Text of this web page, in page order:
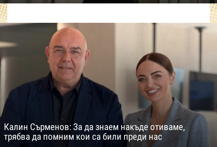
Калин Сърменов: За да знаем накъде отиваме,
трябва да помним кои са били преди нас